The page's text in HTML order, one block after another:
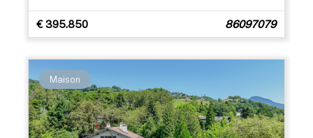
€ 395.850 86097079
Maison